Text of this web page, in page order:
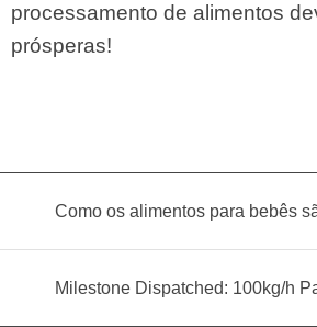
processamento de alimentos
prósperas!
Como os alimentos para bebês